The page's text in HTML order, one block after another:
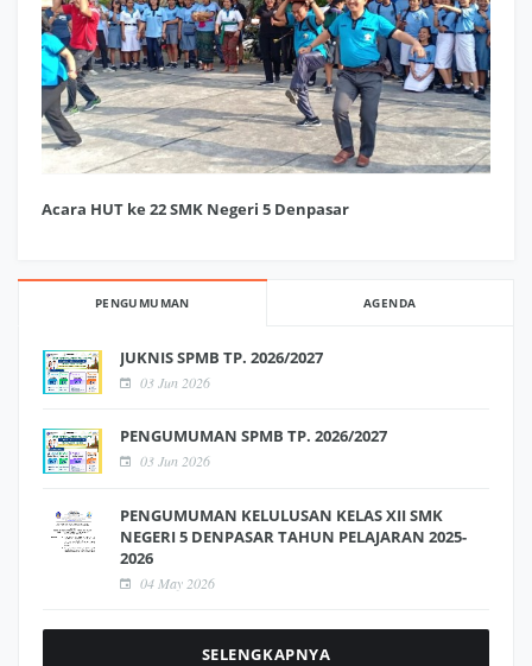
Acara HUT ke 22 SMK Negeri 5 Denpasar
PENGUMUMAN AGENDA
JUKNIS SPMB TP. 2026/2027
03 Jun 2026
PENGUMUMAN SPMB TP. 2026/2027
03 Jun 2026
PENGUMUMAN KELULUSAN KELAS XII SMK
NEGERI 5 DENPASAR TAHUN PELAJARAN 2025-
2026
04 May 2026
SELENGKAPNYA